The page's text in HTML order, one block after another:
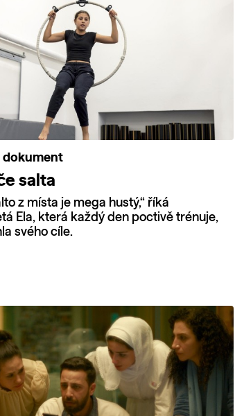
dokument
salta
z místa je mega hustý,“ říká
Ela, která každý den poctivě trénuje,
svého cíle.